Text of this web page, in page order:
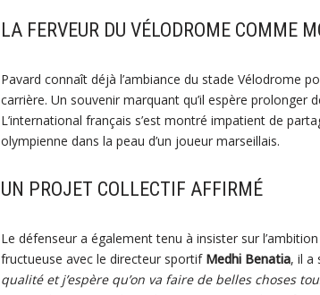
LA FERVEUR DU VÉLODROME COMME
Pavard connaît déjà l’ambiance du stade Vélodrome
carrière. Un souvenir marquant qu’il espère prolonger
L’international français s’est montré impatient de
olympienne dans la peau d’un joueur marseillais.
UN PROJET COLLECTIF AFFIRMÉ
Le défenseur a également tenu à insister sur
fructueuse avec le directeur sportif Medhi Benatia, il a
qualité et j’espère qu’on va faire de belles choses